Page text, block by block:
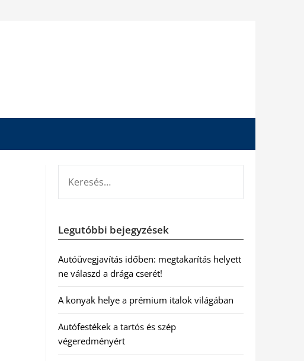
Legutóbbi bejegyzések
Autóüvegjavítás időben: megtakarítás helyett
ne válaszd a drága cserét!
A konyak helye a prémium italok világában
Autófestékek a tartós és szép
végeredményért